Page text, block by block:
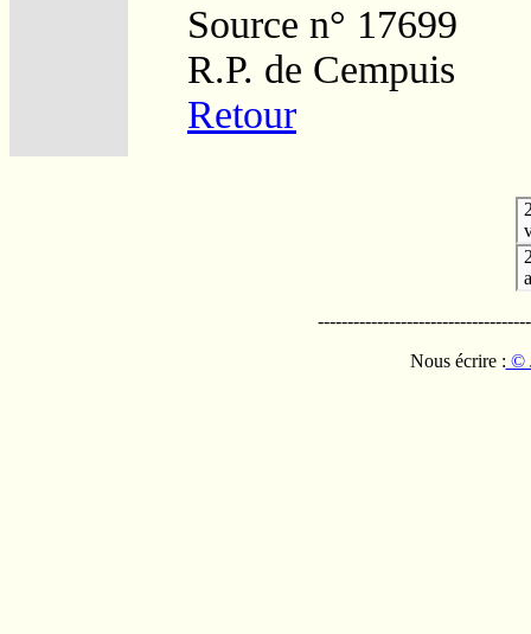
Source n° 17699
R.P. de Cempuis
Retour
Nous écrire : ©